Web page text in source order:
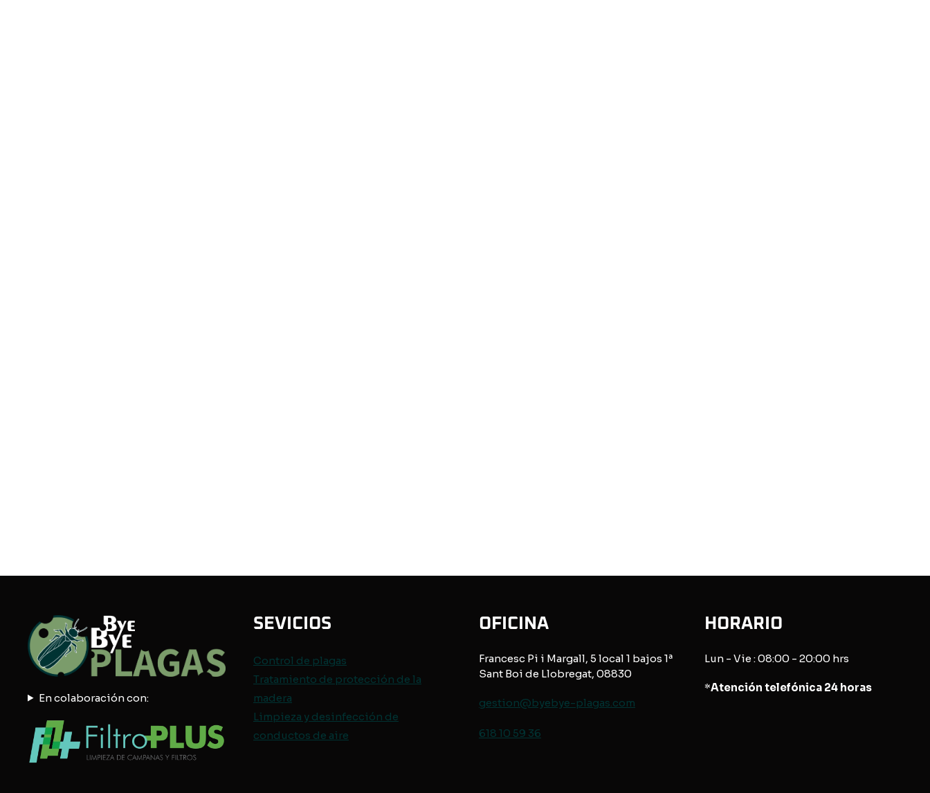
En colaboración con:
SEVICIOS
Control de plagas
Tratamiento de protección de la
madera
Limpieza y desinfección de
conductos de aire
OFICINA
Francesc Pi i Margall, 5 local 1 bajos 1ª
Sant Boi de Llobregat, 08830
gestion@byebye-plagas.com
618 10 59 36
HORARIO
Lun - Vie : 08:00 - 20:00 hrs
*Atención telefónica 24 horas